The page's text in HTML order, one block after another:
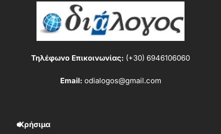
Τηλέφωνο Επικοινωνίας: (+30) 6946106060
Email: odialogos@gmail.com
Χρήσιμα